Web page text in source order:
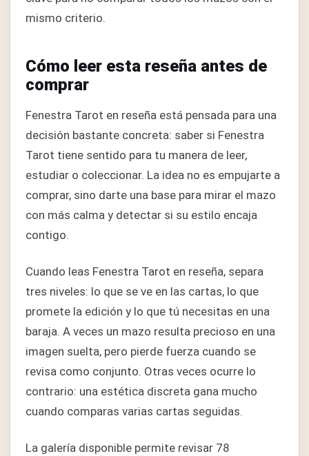
mismo criterio.
Cómo leer esta reseña antes de
comprar
Fenestra Tarot en reseña está pensada para una
decisión bastante concreta: saber si Fenestra
Tarot tiene sentido para tu manera de leer,
estudiar o coleccionar. La idea no es empujarte a
comprar, sino darte una base para mirar el mazo
con más calma y detectar si su estilo encaja
contigo.
Cuando leas Fenestra Tarot en reseña, separa
tres niveles: lo que se ve en las cartas, lo que
promete la edición y lo que tú necesitas en una
baraja. A veces un mazo resulta precioso en una
imagen suelta, pero pierde fuerza cuando se
revisa como conjunto. Otras veces ocurre lo
contrario: una estética discreta gana mucho
cuando comparas varias cartas seguidas.
La galería disponible permite revisar 78